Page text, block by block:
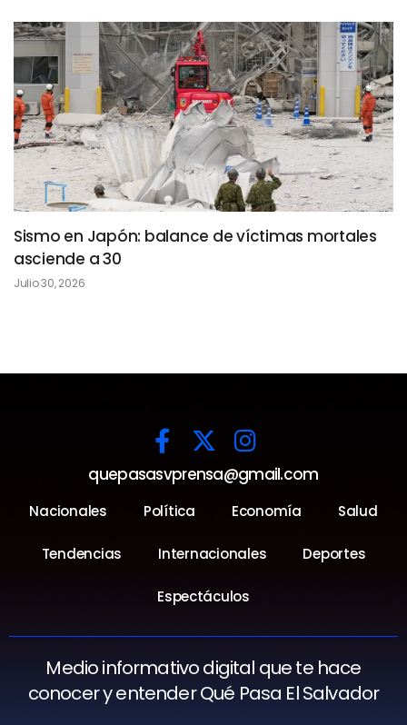
Sismo en Japón: balance de víctimas mortales
asciende a 30
Julio 30, 2026
quepasasvprensa@gmail.com
Nacionales Política Economía Salud
Tendencias Internacionales Deportes
Espectáculos
Medio informativo digital que te hace
conocer y entender Qué Pasa El Salvador